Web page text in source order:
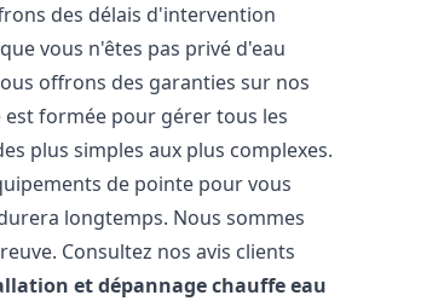
des délais d'intervention
vous n'êtes pas privé d'eau
offrons des garanties sur nos
formée pour gérer tous les
plus simples aux plus complexes.
de pointe pour vous
longtemps. Nous sommes
Consultez nos avis clients
et dépannage chauffe eau